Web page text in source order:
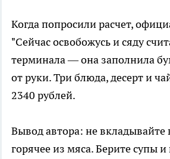
Когда попросили расчет,
"Сейчас освобожусь и сяду
терминала — она заполнила
от руки. Три блюда, десерт и
2340 рублей.
Вывод автора: не вкладывайте
горячее из мяса. Берите супы